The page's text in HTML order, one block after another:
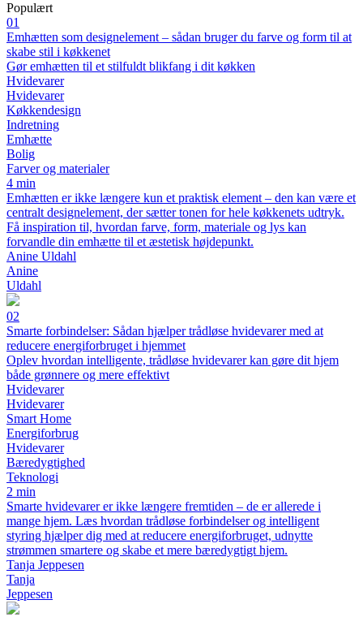
Populært
01
Emhætten som designelement – sådan bruger du farve og form til at
skabe stil i køkkenet
Gør emhætten til et stilfuldt blikfang i dit køkken
Hvidevarer
Hvidevarer
Køkkendesign
Indretning
Emhætte
Bolig
Farver og materialer
4 min
Emhætten er ikke længere kun et praktisk element – den kan være et
centralt designelement, der sætter tonen for hele køkkenets udtryk.
Få inspiration til, hvordan farve, form, materiale og lys kan
forvandle din emhætte til et æstetisk højdepunkt.
Anine Uldahl
Anine
Uldahl
02
Smarte forbindelser: Sådan hjælper trådløse hvidevarer med at
reducere energiforbruget i hjemmet
Oplev hvordan intelligente, trådløse hvidevarer kan gøre dit hjem
både grønnere og mere effektivt
Hvidevarer
Hvidevarer
Smart Home
Energiforbrug
Hvidevarer
Bæredygtighed
Teknologi
2 min
Smarte hvidevarer er ikke længere fremtiden – de er allerede i
mange hjem. Læs hvordan trådløse forbindelser og intelligent
styring hjælper dig med at reducere energiforbruget, udnytte
strømmen smartere og skabe et mere bæredygtigt hjem.
Tanja Jeppesen
Tanja
Jeppesen